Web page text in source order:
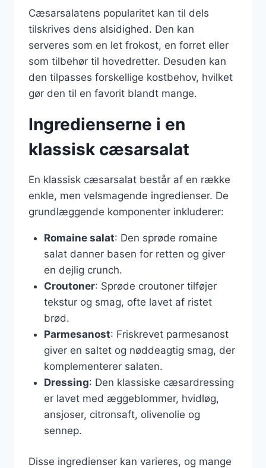
Cæsarsalatens popularitet kan til dels
tilskrives dens alsidighed. Den kan
serveres som en let frokost, en forret eller
som tilbehør til hovedretter. Desuden kan
den tilpasses forskellige kostbehov, hvilket
gør den til en favorit blandt mange.
Ingredienserne i en
klassisk cæsarsalat
En klassisk cæsarsalat består af en række
enkle, men velsmagende ingredienser. De
grundlæggende komponenter inkluderer:
Romaine salat: Den sprøde romaine
salat danner basen for retten og giver
en dejlig crunch.
Croutoner: Sprøde croutoner tilføjer
tekstur og smag, ofte lavet af ristet
brød.
Parmesanost: Friskrevet parmesanost
giver en saltet og nøddeagtig smag, der
komplementerer salaten.
Dressing: Den klassiske cæsardressing
er lavet med æggeblommer, hvidløg,
ansjoser, citronsaft, olivenolie og
sennep.
Disse ingredienser kan varieres, og mange